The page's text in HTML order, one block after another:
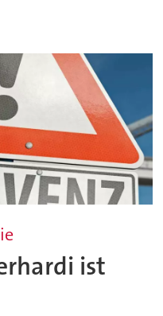
ist